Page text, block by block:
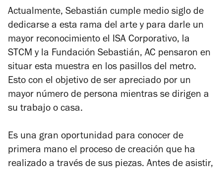
Actualmente, Sebastián cumple medio siglo de
dedicarse a esta rama del arte y para darle un
mayor reconocimiento el ISA Corporativo, la
STCM y la Fundación Sebastián, AC pensaron en
situar esta muestra en los pasillos del metro.
Esto con el objetivo de ser apreciado por un
mayor número de persona mientras se dirigen a
su trabajo o casa.
Es una gran oportunidad para conocer de
primera mano el proceso de creación que ha
realizado a través de sus piezas. Antes de asistir,